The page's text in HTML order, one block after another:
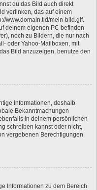
du das Bild auch direkt
verlinken, das auf einem
www.domain.tld/mein-bild.gif.
deinem eigenen PC befinden
noch zu Bildern, die nur nach
oder Yahoo-Mailboxen, mit
Bild anzuzeigen, benutze den
Informationen, deshalb
Bekanntmachungen
in deinem persönlichen
schreiben kannst oder nicht,
vergebenen Berechtigungen
Informationen zu dem Bereich